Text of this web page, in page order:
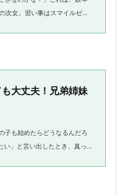
次女。習い事はスマイルゼミ
も大丈夫！兄弟姉妹
子も始めたらどうなるんだろ
い」と言い出したとき、真っ